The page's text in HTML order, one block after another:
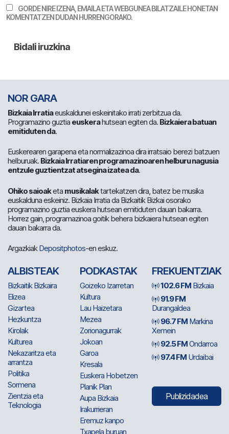
GORDE NIRE IZENA, EMAILA ETA WEBGUNEA BILATZAILE HONETAN
KOMENTATZEN DUDAN HURRENGORAKO.
NOR GARA
Bizkaia Irratiaeuskaldunei eskeinitako irrati zerbitzua da.
Programazino guztia euskerahutsean egiten da. Bizkaiera batuan
emitiduten da.
Euskerearen garapena eta normalizazinoa dira irratsaio berezi batzuen
helburuak. Bizkaia Irratiaren programazinoaren helburu nagusia
entzule guztientzat atsegina izatea da.
Ohiko saioaketa musikalaktartekatzen dira, batez be musika
euskalduna eskeiniz. Bizkaia Irratia da Bizkaitik Bizkai osorako
programazino guztia euskera hutsean emitiduten dauan bakarra.
Horrez gain, programazinoa goitik behera bizkaiera hutsean egiten
dauan bakarra da.
ArgazkiakDepositphotos-en eskuz.
ALBISTEAK
Bizkaitik Bizkaira
Elizea
Gizartea
Hezkuntza
Kirolak
Kulturea
Nekazaritza eta
arrantza
Politika
Sormena
Zientzia eta
Teknologia
PODKASTAK
Goizeko Izarretan
Kultura
Lau Haizetara
Mezea
Zorionagurrak
Jokoan
Garoa
Kresala
Euskera Hobetzen
Planik Plan
Aupa Bizkaia
Irakurrieran
Eremuz kanpo
Txapela buruan
FREKUENTZIAK
102.6 FM Bizkaia
91.9 FM
Durangaldea
96.7 FM Markina
Xemein
92.5 FMOndarroa
97.4 FM Urdaibai
Publizidadea